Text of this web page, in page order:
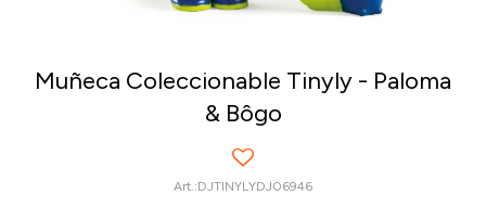
Muñeca Coleccionable Tinyly - Paloma
& Bôgo
DJTINYLYDJ06946